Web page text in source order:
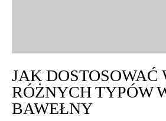
JAK DOSTOSOWAĆ
RÓŻNYCH TYPÓW
BAWEŁNY